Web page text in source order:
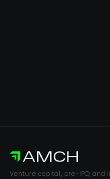
Venture capital, pre-IPO,